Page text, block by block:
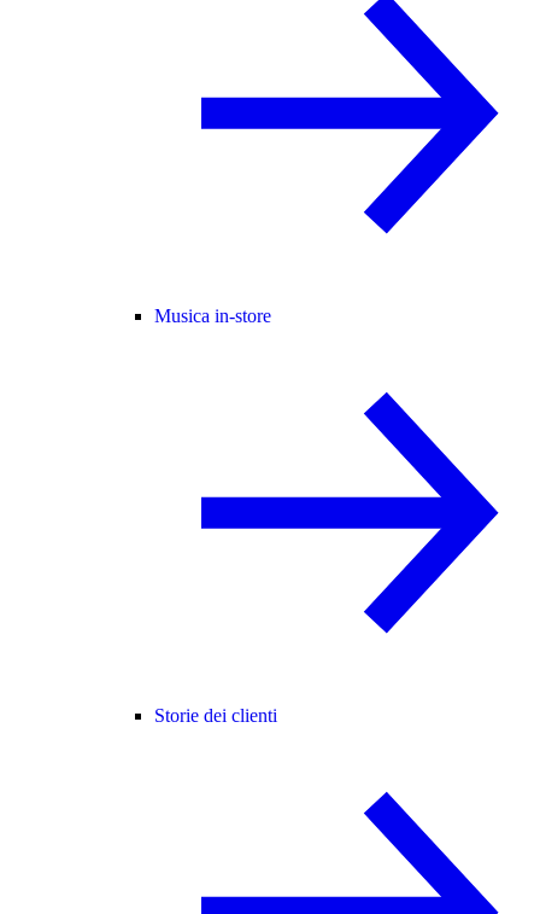
Musica in-store
Storie dei clienti